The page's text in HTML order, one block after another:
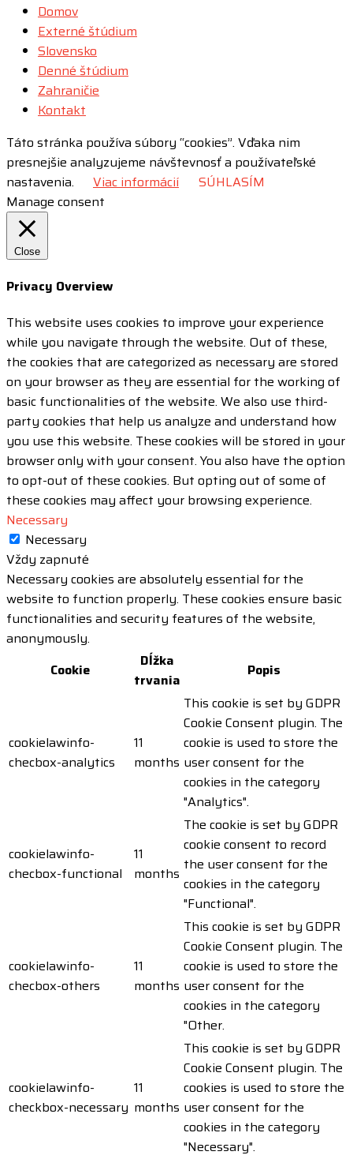
Domov
Externé štúdium
Slovensko
Denné štúdium
Zahraničie
Kontakt
Táto stránka používa súbory “cookies”. Vďaka nim
presnejšie analyzujeme návštevnosť a používateľské
nastavenia.
Viac informácií
SÚHLASÍM
Manage consent
Close
Privacy Overview
This website uses cookies to improve your experience
while you navigate through the website. Out of these,
the cookies that are categorized as necessary are stored
on your browser as they are essential for the working of
basic functionalities of the website. We also use third-
party cookies that help us analyze and understand how
you use this website. These cookies will be stored in your
browser only with your consent. You also have the option
to opt-out of these cookies. But opting out of some of
these cookies may affect your browsing experience.
Necessary
Necessary
Vždy zapnuté
Necessary cookies are absolutely essential for the
website to function properly. These cookies ensure basic
functionalities and security features of the website,
anonymously.
Cookie
Dĺžka
trvania
Popis
cookielawinfo-
checbox-analytics
11
months
This cookie is set by GDPR
Cookie Consent plugin. The
cookie is used to store the
user consent for the
cookies in the category
"Analytics".
cookielawinfo-
checbox-functional
11
months
The cookie is set by GDPR
cookie consent to record
the user consent for the
cookies in the category
"Functional".
cookielawinfo-
checbox-others
11
months
This cookie is set by GDPR
Cookie Consent plugin. The
cookie is used to store the
user consent for the
cookies in the category
"Other.
cookielawinfo-
checkbox-necessary
11
months
This cookie is set by GDPR
Cookie Consent plugin. The
cookies is used to store the
user consent for the
cookies in the category
"Necessary".